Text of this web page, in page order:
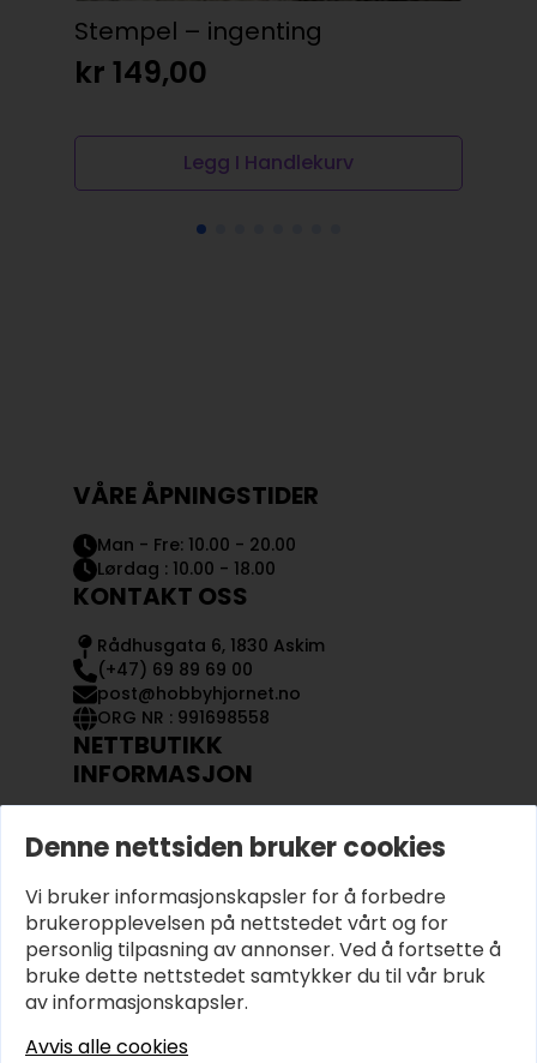
Stempel – ingenting
kr 149,00
Legg I Handlekurv
VÅRE ÅPNINGSTIDER
Man - Fre: 10.00 - 20.00
Lørdag : 10.00 - 18.00
KONTAKT OSS
Rådhusgata 6, 1830 Askim
(+47) 69 89 69 00
post@hobbyhjornet.no
ORG NR : 991698558
NETTBUTIKK
INFORMASJON
OM OSS
KJØPSVILKÅR OG BETINGELSER
PERSONVERN
Denne nettsiden bruker cookies
Vi bruker informasjonskapsler for å forbedre
brukeropplevelsen på nettstedet vårt og for
personlig tilpasning av annonser. Ved å fortsette å
bruke dette nettstedet samtykker du til vår bruk
av informasjonskapsler.
Avvis alle cookies